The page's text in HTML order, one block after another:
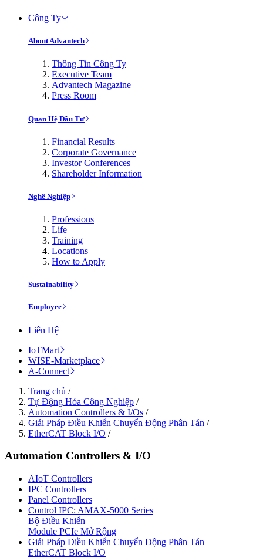
Công Ty
About Advantech
Thông Tin Công Ty
Executive Team
Advantech Magazine
Press Room
Quan Hệ Đầu Tư
Financial Results
Corporate Governance
Investor Conferences
Shareholder Information
Nghề Nghiệp
Professions
Life
Training
Locations
How to Apply
Sustainability
Employee
Liên Hệ
IoTMart
WISE-Marketplace
A-Connect
Trang chủ /
Tự Động Hóa Công Nghiệp /
Automation Controllers & I/Os /
Giải Pháp Điều Khiển Chuyển Động Phân Tán /
EtherCAT Block I/O /
Automation Controllers & I/O
AIoT Controllers
IPC Controllers
Panel Controllers
Control IPC: AMAX-5000 Series
Bộ Điều Khiển
Module PCIe Mở Rộng
Giải Pháp Điều Khiển Chuyển Động Phân Tán
EtherCAT Block I/O